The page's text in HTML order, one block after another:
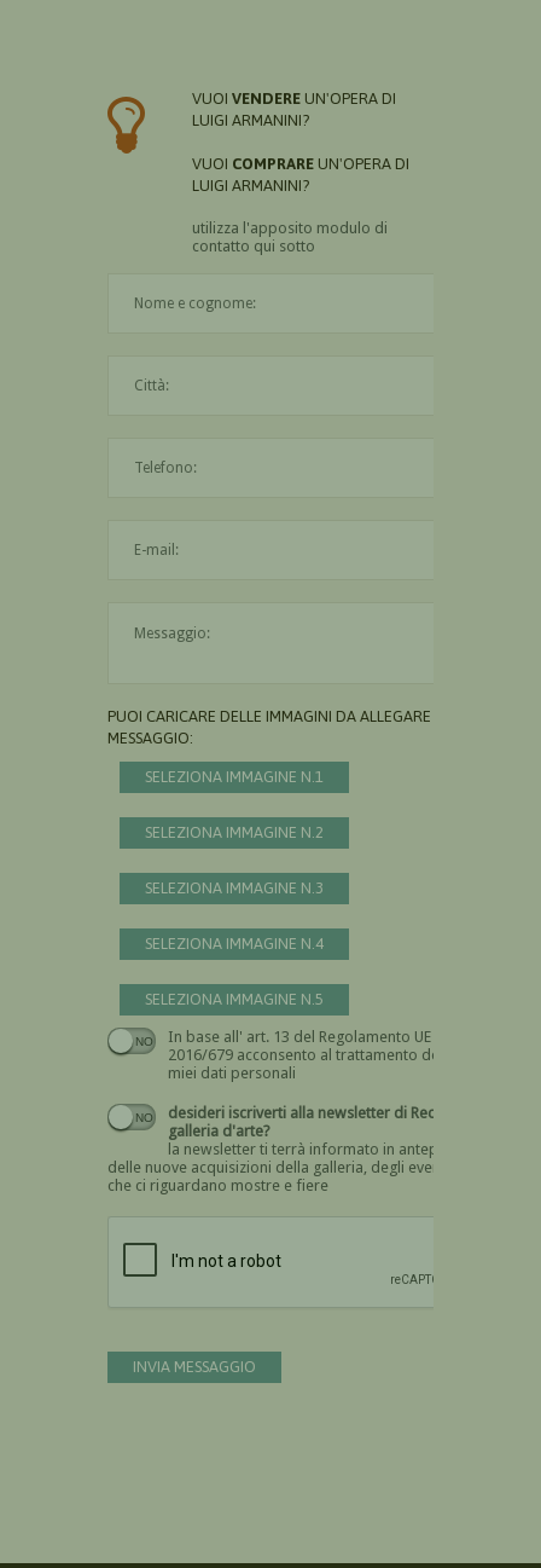
VUOI VENDERE UN'OPERA DI
LUIGI ARMANINI?
VUOI COMPRARE UN'OPERA DI
LUIGI ARMANINI?
utilizza l'apposito modulo di
contatto qui sotto
PUOI CARICARE DELLE IMMAGINI DA ALLEGARE AL
MESSAGGIO:
SELEZIONA IMMAGINE N.1
SELEZIONA IMMAGINE N.2
SELEZIONA IMMAGINE N.3
SELEZIONA IMMAGINE N.4
SELEZIONA IMMAGINE N.5
In base all' art. 13 del Regolamento UE n.
2016/679 acconsento al trattamento dei
miei dati personali
Devi dare il consenso
desideri iscriverti alla newsletter di Recta
galleria d'arte?
la newsletter ti terrà informato in anteprima
delle nuove acquisizioni della galleria, degli eventi
che ci riguardano mostre e fiere
INVIA MESSAGGIO